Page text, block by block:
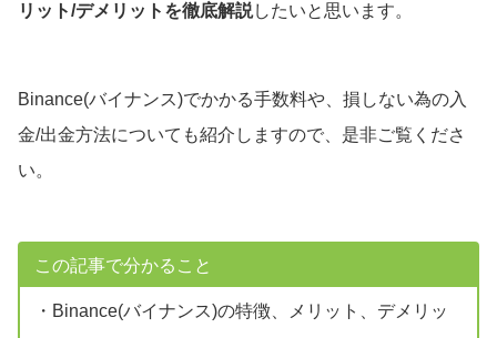
リット/デメリットを徹底解説したいと思います。
Binance(バイナンス)でかかる手数料や、損しない為の入
金/出金方法についても紹介しますので、是非ご覧くださ
い。
この記事で分かること
・Binance(バイナンス)の特徴、メリット、デメリッ